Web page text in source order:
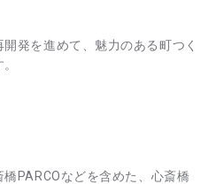
発を進めて、魅力のある町つく
PARCOなどを含めた、心斎橋